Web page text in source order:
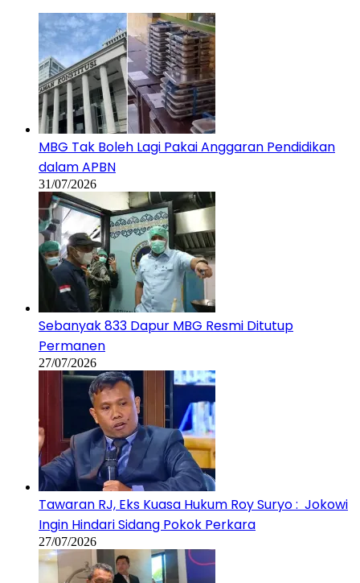
MBG Tak Boleh Lagi Pakai Anggaran Pendidikan
dalam APBN
31/07/2026
Sebanyak 833 Dapur MBG Resmi Ditutup
Permanen
27/07/2026
Tawaran RJ, Eks Kuasa Hukum Roy Suryo : Jokowi
Ingin Hindari Sidang Pokok Perkara
27/07/2026